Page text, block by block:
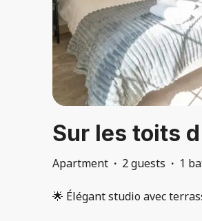
Sur les toits
Apartment · 2 guests · 1
🌟 Élégant studio avec